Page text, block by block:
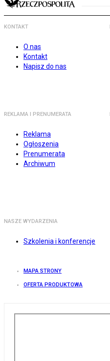
KONTAKT
O nas
Kontakt
Napisz do nas
REKLAMA I PRENUMERATA
Reklama
Ogłoszenia
Prenumerata
Archiwum
NASZE WYDARZENIA
Szkolenia i konferencje
MAPA STRONY
OFERTA PRODUKTOWA